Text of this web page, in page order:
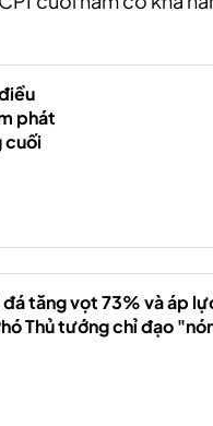
phát
cuối
tăng vọt 73% và áp
Thủ tướng chỉ đạo